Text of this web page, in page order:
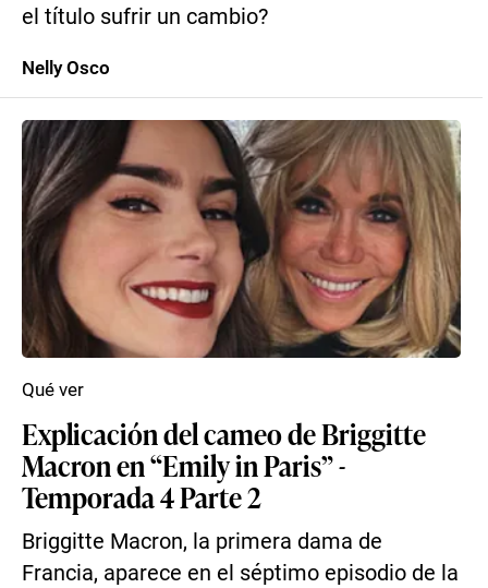
el título sufrir un cambio?
Nelly Osco
Explicación del cameo de Briggitte
Macron en “Emily in Paris” -
Temporada 4 Parte 2
Briggitte Macron, la primera dama de
Francia, aparece en el séptimo episodio de la
Qué ver